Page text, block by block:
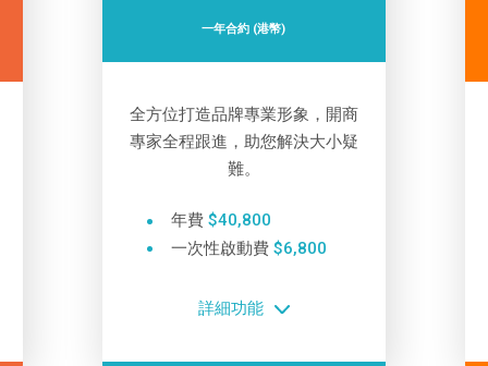
一年合約 (港幣)
全方位打造品牌專業形象，開商
專家全程跟進，助您解決大小疑
難。
年費 $40,800
一次性啟動費 $6,800
詳細功能